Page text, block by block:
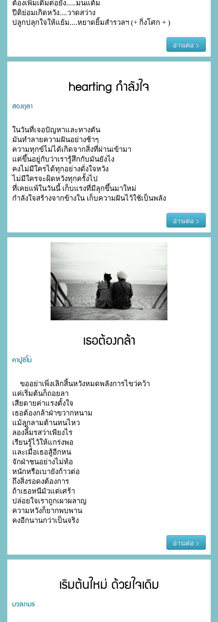
ต้องเพิ่มเติมต่อยัง.....มนแต้ม
ปีติย่อมเกิดหวัง....วาดสว่าง
ปลูกปลุกใจให้แย้ม....หยาดยิ้มสำรวลฯ (+ กิ่งโศก + )
อ่านต่อ >
hearting กำลังใจ
สองตุลา
ในวันที่เจอปัญหาและทางตัน
มันทำลายความฝันอย่างช้าๆ
ความทุกข์ไม่ได้เกิดจากสิ่งที่ผ่านเข้ามา
แต่ขึ้นอยู่กับว่าเรารู้สึกกับมันยังไง
คงไม่มีใครได้ทุกอย่างดั่งใจหวัง
ไม่มีใครจะผิดหวังทุกครั้งไป
ที่เคยแพ้ในวันนี้ เก็บแรงที่มีลุกขึ้นมาใหม่
กำลังใจสร้างจากข้างใน เก็บความฝันไว้ใช้เป็นพลัง
อ่านต่อ >
เธอต้องกล้า
คาปูชิโน่
ขออย่าเพิ่งเลิกสิ้นหวังหมดพลังการไขว่คว้า
แค่เริ่มต้นก็ถอยลา
เสียดายค่าแรงตั้งใจ
เธอต้องกล้าฝ่าขวากหนาม
แม้ลุกลามต้านทนไหว
ลองลิ้ิมรสว่าเพียงไร
เรียนรู้ไว้ให้แกร่งพอ
และเมื่อเธอสู้อีกหน
จักฝ่าชนอย่างไม่ท้อ
หนักหรือเบายังก้าวต่อ
ถึงสิ่งรอดงต้องการ
ถ้าเธอหนีมัวแต่เศร้า
ปล่อยใจเราถูกเผาผลาญ
ความหวังก็ยากพบพาน
คงอีกนานกว่าเป็นจริง
อ่านต่อ >
เริมต้นใหม่ ด้วยใจเดิม
มวลภมร